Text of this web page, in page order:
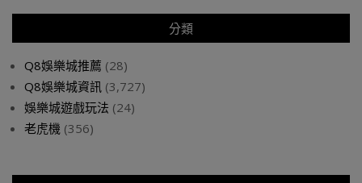
分類
Q8娛樂城推薦 (28)
Q8娛樂城資訊 (3,727)
娛樂城遊戲玩法 (24)
老虎機 (356)